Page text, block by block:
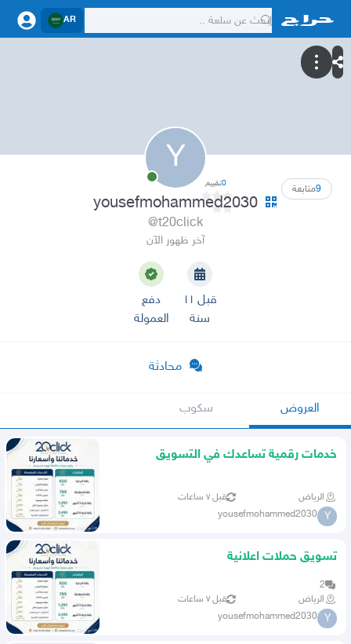
AR
Y
9متابعة 0تقييم
yousefmohammed2030
@t20click
آخر ظهور الآن
قبل ١١
سنة
دفع
العمولة
محادثة
العروض سكوب
خدمات رقمية تساعدك في التسويق
الرياض قبل ٧ ساعات
Y
yousefmohammed2030
تسويق حملات اعلانية
2
الرياض
قبل ٧ ساعات
Y
yousefmohammed2030